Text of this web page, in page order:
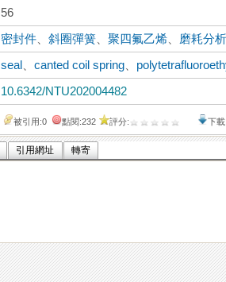
56
密封件 、斜圈彈簧 、聚四氟乙烯 磨耗分析
seal 、canted coil spring
10.6342/NTU202004482
被引用:0 點閱:232 評分: 下
引用網址 轉寄